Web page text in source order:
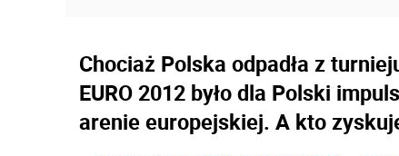
Chociaż Polska odpadła z
EURO 2012 było dla Polski
arenie europejskiej. A kto